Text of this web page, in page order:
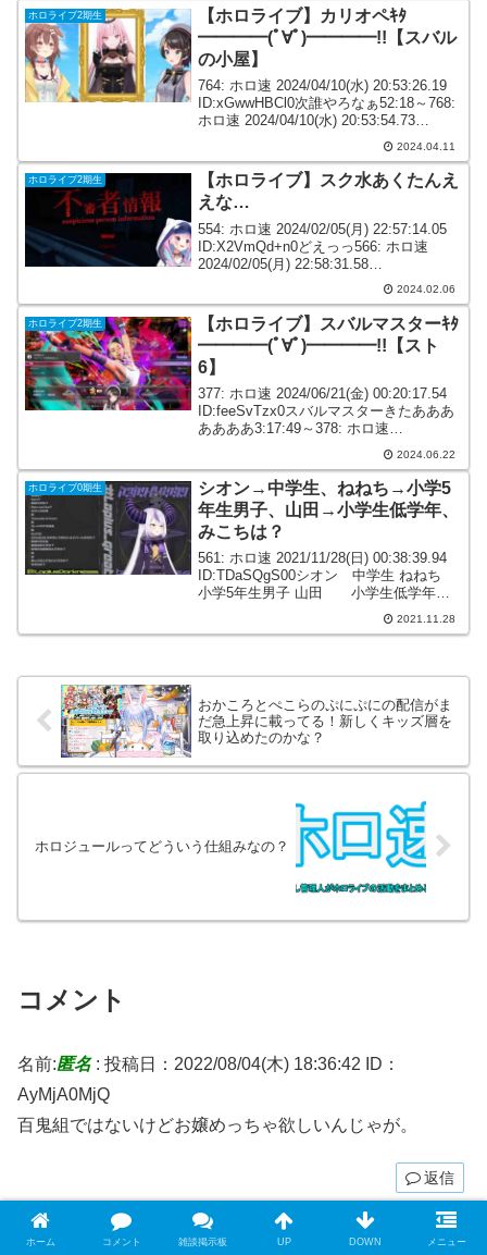
ホロライブ2期生
【ホロライブ】カリオペｷﾀ
━━━━(ﾟ∀ﾟ)━━━━!!【スバル
の小屋】
764: ホロ速 2024/04/10(水) 20:53:26.19
ID:xGwwHBCl0次誰やろなぁ52:18～768:
ホロ速 2024/04/10(水) 20:53:54.73
ID:aRDSACuc0JP以外！？カリオペか？
2024.04.11
ホロライブ2期生
【ホロライブ】スク水あくたんえ
えな…
554: ホロ速 2024/02/05(月) 22:57:14.05
ID:X2VmQd+n0どえっっ566: ホロ速
2024/02/05(月) 22:58:31.58
ID:QjkLR1zi0>>554腰より脚のほうが太
2024.02.06
ホロライブ2期生
【ホロライブ】スバルマスターｷﾀ
━━━━(ﾟ∀ﾟ)━━━━!!【スト
6】
377: ホロ速 2024/06/21(金) 00:20:17.54
ID:feeSvTzx0スバルマスターきたあああ
ああああ3:17:49～378: ホロ速
2024/06/21(金) 00:20:17.84 ID:8k6piI8o0
2024.06.22
ホロライブ0期生
シオン→中学生、ねねち→小学5
年生男子、山田→小学生低学年、
みこちは？
561: ホロ速 2021/11/28(日) 00:38:39.94
ID:TDaSQgS00シオン 中学生 ねねち
小学5年生男子 山田 小学生低学年
573: ホロ速 2021/11/28(日) 00:39:11.28
2021.11.28
おかころとぺこらのぷにぷにの配信がま
だ急上昇に載ってる！新しくキッズ層を
取り込めたのかな？
ホロジュールってどういう仕組みなの？
コメント
名前:匿名: 投稿日：2022/08/04(木) 18:36:42
ID：
AyMjA0MjQ
百鬼組ではないけどお嬢めっちゃ欲しいんじゃが。
返信
名前: 匿名: 投稿日：2022/08/04(木) 18:49:27 ID：
ホーム コメント 雑談掲示板 UP DOWN メニュー